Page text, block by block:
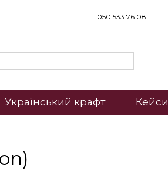
050 533 76 08
Український крафт Кейси